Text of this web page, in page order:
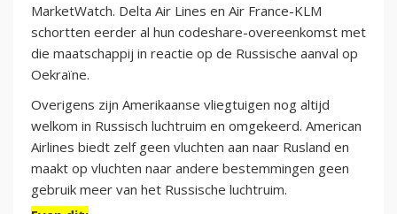
MarketWatch. Delta Air Lines en Air France-KLM
schortten eerder al hun codeshare-overeenkomst met
die maatschappij in reactie op de Russische aanval op
Oekraïne.
Overigens zijn Amerikaanse vliegtuigen nog altijd
welkom in Russisch luchtruim en omgekeerd. American
Airlines biedt zelf geen vluchten aan naar Rusland en
maakt op vluchten naar andere bestemmingen geen
gebruik meer van het Russische luchtruim.